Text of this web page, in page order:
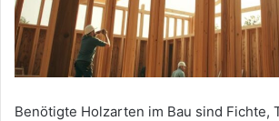
Benötigte Holzarten im Bau sind Fichte,